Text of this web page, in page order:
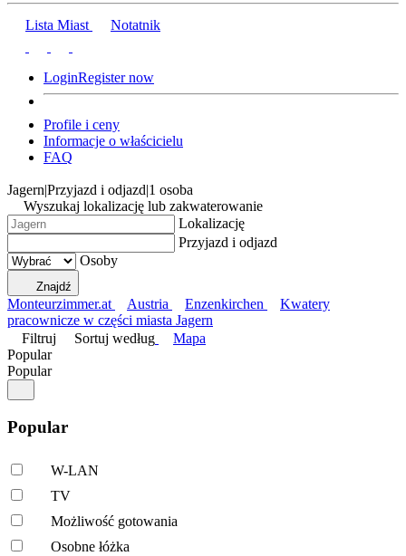
Lista Miast Notatnik
LoginRegister now
Profile i ceny
Informacje o właścicielu
FAQ
Jagern|Przyjazd i odjazd|1 osoba
Wyszukaj lokalizację lub zakwaterowanie
Lokalizację
Przyjazd i odjazd
Osoby
Znajdź
Monteurzimmer.at Austria Enzenkirchen
Kwatery
pracownicze w części miasta Jagern
Filtruj
Sortuj według
Mapa
Popular
Popular
Popular
W-LAN
TV
Możliwość gotowania
Osobne łóżka